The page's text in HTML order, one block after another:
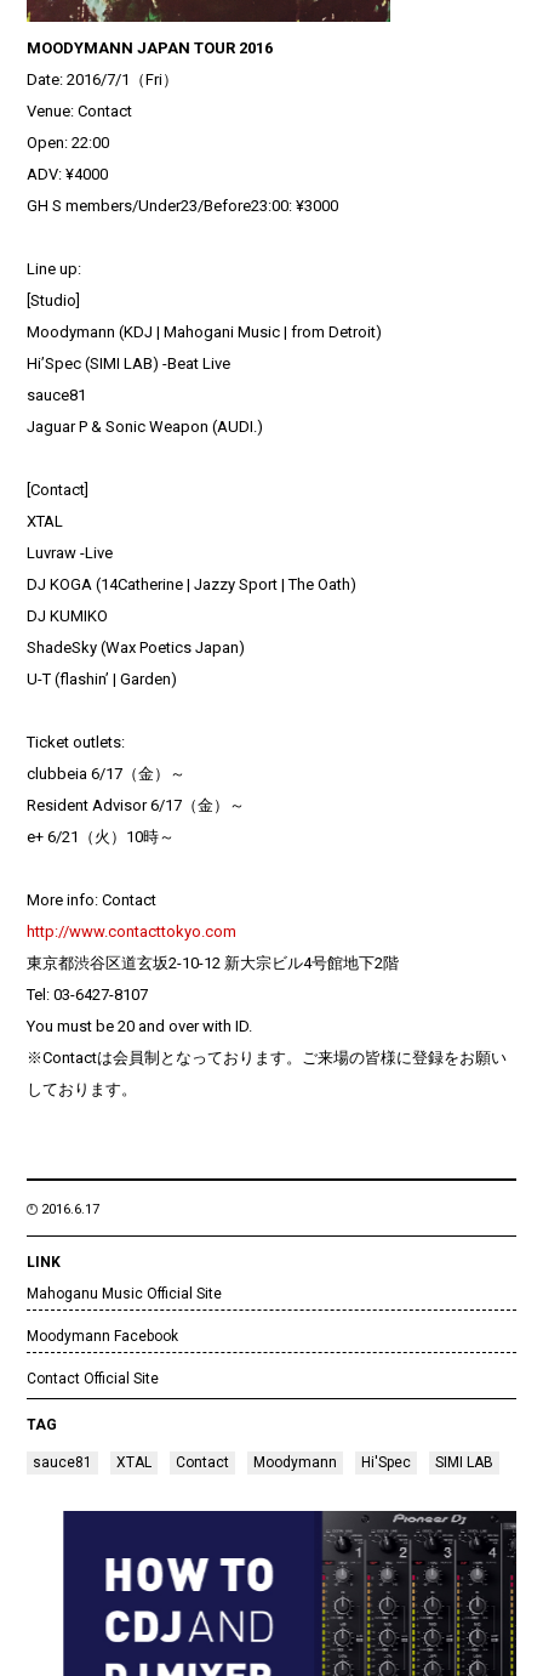
MOODYMANN JAPAN TOUR 2016
Date: 2016/7/1（Fri）
Venue: Contact
Open: 22:00
ADV: ¥4000
GH S members/Under23/Before23:00: ¥3000
Line up:
[Studio]
Moodymann (KDJ | Mahogani Music | from Detroit)
Hi’Spec (SIMI LAB) -Beat Live
sauce81
Jaguar P & Sonic Weapon (AUDI.)
[Contact]
XTAL
Luvraw -Live
DJ KOGA (14Catherine | Jazzy Sport | The Oath)
DJ KUMIKO
ShadeSky (Wax Poetics Japan)
U-T (flashin’ | Garden)
Ticket outlets:
clubbeia 6/17（金）～
Resident Advisor 6/17（金）～
e+ 6/21（火）10時～
More info: Contact
http://www.contacttokyo.com
東京都渋谷区道玄坂2-10-12 新大宗ビル4号館地下2階
Tel: 03-6427-8107
You must be 20 and over with ID.
※Contactは会員制となっております。ご来場の皆様に登録をお願い
しております。
2016.6.17
LINK
Mahoganu Music Official Site
Moodymann Facebook
Contact Official Site
TAG
sauce81 XTAL Contact Moodymann Hi'Spec SIMI LAB